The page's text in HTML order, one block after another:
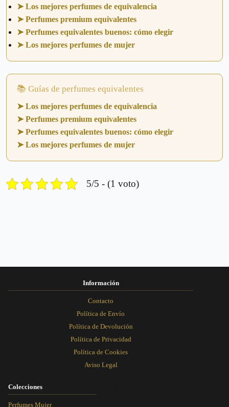
➤ Los mejores perfumes de equivalencia
➤ Perfumes premium equivalentes
➤ Perfumes equivalentes buenos: cómo elegir
➤ Los mejores perfumes de mujer
📚 Guías de perfumes equivalentes
➤ Los mejores perfumes de equivalencia
➤ Perfumes premium equivalentes
➤ Perfumes equivalentes buenos: cómo elegir
➤ Los mejores perfumes de mujer
5/5 - (1 voto)
Información
Contacto
Política de Envío
Política de Devolución
Política de Privacidad
Política de Cookies
Aviso Legal
Colecciones
Perfumes Mujer